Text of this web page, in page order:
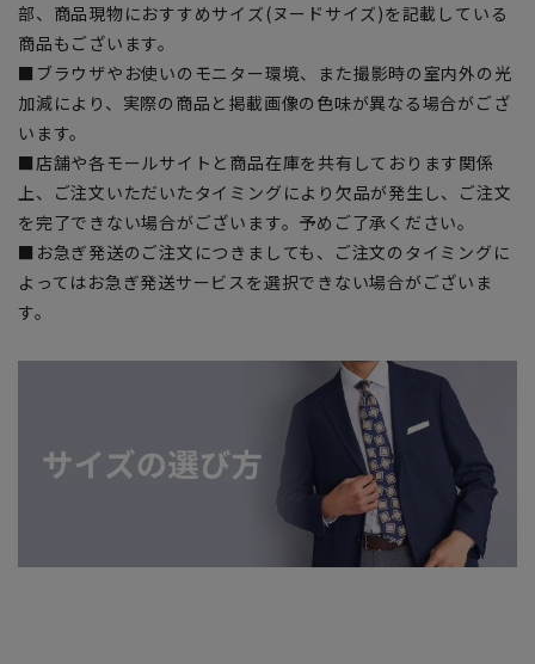
部、商品現物におすすめサイズ(ヌードサイズ)を記載している
商品もございます。
■ブラウザやお使いのモニター環境、また撮影時の室内外の光
加減により、実際の商品と掲載画像の色味が異なる場合がござ
います。
■店舗や各モールサイトと商品在庫を共有しております関係
上、ご注文いただいたタイミングにより欠品が発生し、ご注文
を完了できない場合がございます。予めご了承ください。
■お急ぎ発送のご注文につきましても、ご注文のタイミングに
よってはお急ぎ発送サービスを選択できない場合がございま
す。